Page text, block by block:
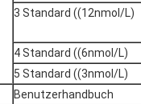
3 Standard ((12nmol/L)
4 Standard ((6nmol/L)
5 Standard ((3nmol/L)
Benutzerhandbuch